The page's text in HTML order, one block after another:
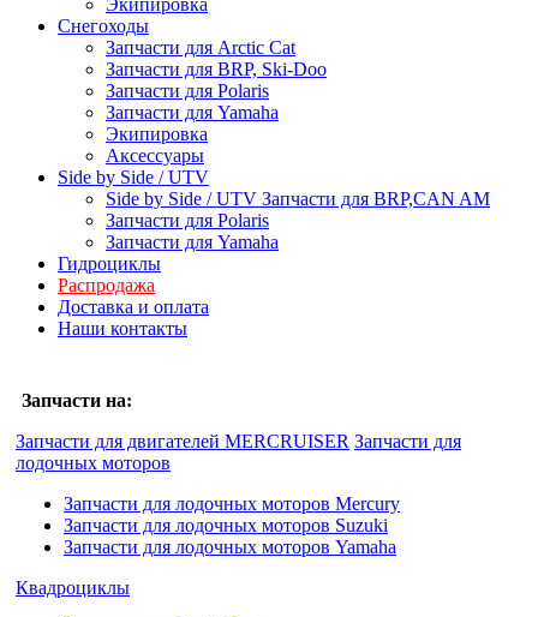
Экипировка
Снегоходы
Запчасти для Arctic Cat
Запчасти для BRP, Ski-Doo
Запчасти для Polaris
Запчасти для Yamaha
Экипировка
Аксессуары
Side by Side / UTV
Side by Side / UTV Запчасти для BRP,CAN AM
Запчасти для Polaris
Запчасти для Yamaha
Гидроциклы
Распродажа
Доставка и оплата
Наши контакты
Запчасти на:
Запчасти для двигателей MERCRUISER Запчасти для
лодочных моторов
Запчасти для лодочных моторов Mercury
Запчасти для лодочных моторов Suzuki
Запчасти для лодочных моторов Yamaha
Квадроциклы